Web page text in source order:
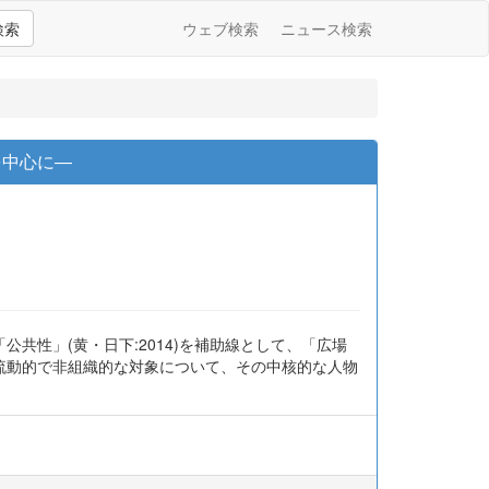
索 ウェブ検索 ニュース検索
中心に―
共性」(黄・日下:2014)を補助線として、「広場
的で非組織的な対象について、その中核的な人物